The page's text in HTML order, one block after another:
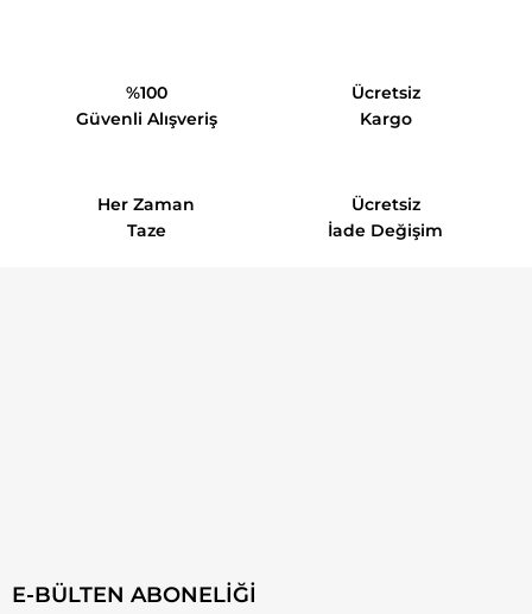
%100
Güvenli Alışveriş
Ücretsiz
Kargo
Her Zaman
Taze
Ücretsiz
İade Değişim
E-BÜLTEN ABONELİĞİ